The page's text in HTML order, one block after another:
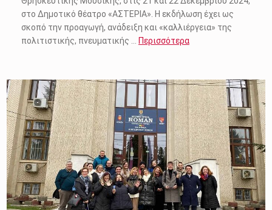
στο Δημοτικό θέατρο «ΑΣΤΕΡΙΑ». Η εκδήλωση έχει ως
σκοπό την προαγωγή, ανάδειξη και «καλλιέργεια» της
πολιτιστικής, πνευματικής … Περισσότερα